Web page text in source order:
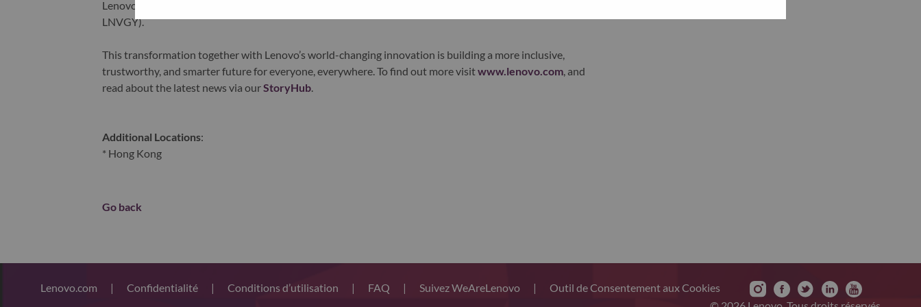
Lenovo is listed on the Hong Kong stock exchange under Lenovo Group Limited (HKSE: 992) (ADR:
LNVGY).
This transformation together with Lenovo’s world-changing innovation is building a more inclusive,
trustworthy, and smarter future for everyone, everywhere. To find out more visitwww.lenovo.com, and
read about the latest news via ourStoryHub.
Additional Locations:
* Hong Kong
Go back
Lenovo.com | Confidentialité | Conditions d’utilisation | FAQ | Suivez WeAreLenovo |
Outil de Consentement aux Cookies